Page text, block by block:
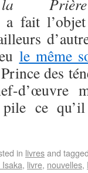
la Prière
a fait
le même
des
d’œuvre
pile ce
in livresand tagged
, livre, nouvelles,